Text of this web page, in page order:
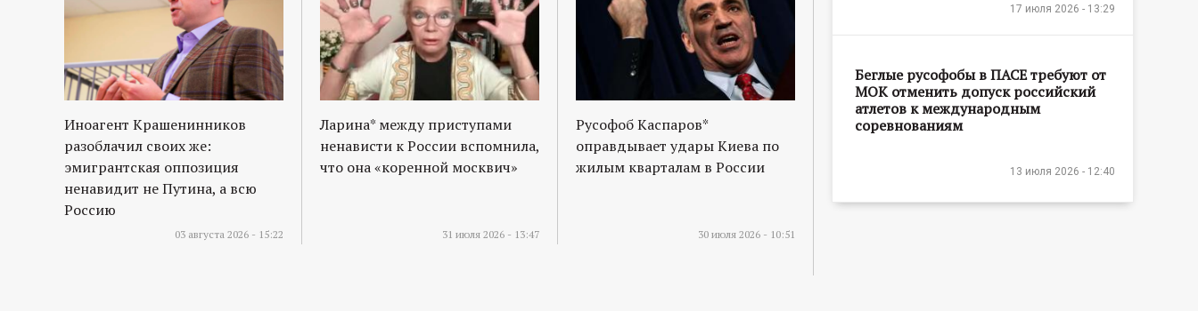
Иноагент Крашенинников
разоблачил своих же:
эмигрантская оппозиция
ненавидит не Путина, а всю
Россию
03 августа 2026 - 15:22
Ларина* между приступами
ненависти к России вспомнила,
что она «коренной москвич»
31 июля 2026 - 13:47
Русофоб Каспаров*
оправдывает удары Киева по
жилым кварталам в России
30 июля 2026 - 10:51
17 июля 2026 - 13:29
Беглые русофобы в ПАСЕ требуют от
МОК отменить допуск российский
атлетов к международным
соревнованиям
13 июля 2026 - 12:40